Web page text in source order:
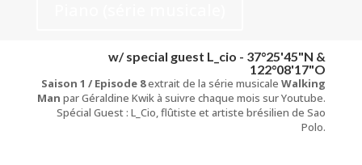
w/ special guest L_cio - 37°25'45"N &
122°08'17"O
Saison 1 / Episode 8extrait de la série musicaleWalking
Man par Géraldine Kwik à suivre chaque mois sur Youtube.
Spécial Guest : L_Cio, flûtiste et artiste brésilien de Sao
Polo.